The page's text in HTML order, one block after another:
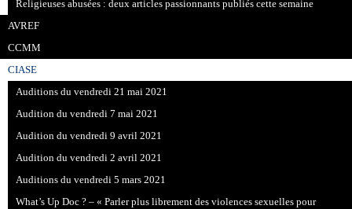
Religieuses abusées : deux articles passionnants publiés cette semaine
AVREF
CCMM
CIASE
Auditions du vendredi 21 mai 2021
Audition du vendredi 7 mai 2021
Audition du vendredi 9 avril 2021
Audition du vendredi 2 avril 2021
Auditions du vendredi 5 mars 2021
What’s Up Doc ? – « Parler plus librement des violences sexuelles pour